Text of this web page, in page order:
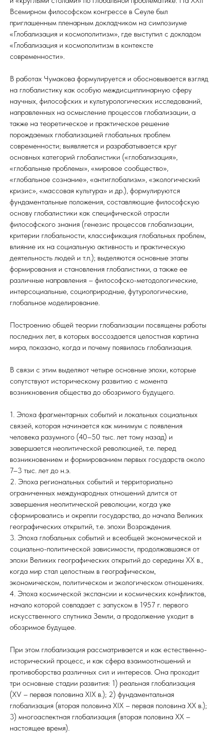
Всемирном философском конгрессе в Сеуле был
приглашенным пленарным докладчиком на симпозиуме
«Глобализация и космополитизм», где выступил с докладом
«Глобализация и космополитизм в контексте
современности».
В работах Чумакова формулируется и обосновывается взгляд
на глобалистику как особую междисциплинарную сферу
научных, философских и культурологических исследований,
направленных на осмысление процессов глобализации, а
также на теоретическое и практическое решение
порождаемых глобализацией глобальных проблем
современности; выявляется и разрабатывается круг
основных категорий глобалистики («глобализация»,
«глобальные проблемы», «мировое сообщество»,
«глобальное сознание», «антиглобализм», «экологический
кризис», «массовая культура» и др.), формулируются
фундаментальные положения, составляющие философскую
основу глобалистики как специфической отрасли
философского знания (генезис процессов глобализации,
критерии глобальности, классификация глобальных проблем,
влияние их на социальную активность и практическую
деятельность людей и т.п.); выделяются основные этапы
формирования и становления глобалистики, а также ее
различные направления – философско-методологические,
интерсоциальные, социоприродные, футурологические,
глобальное моделирование.
Построению общей теории глобализации посвящены работы
последних лет, в которых воссоздается целостная картина
мира, показано, когда и почему появилась глобализация.
В связи с этим выделяют четыре основные эпохи, которые
сопутствуют историческому развитию с момента
возникновения общества до обозримого будущего.
1. Эпоха фрагментарных событий и локальных социальных
связей, которая начинается как минимум с появления
человека разумного (40–50 тыс. лет тому назад) и
завершается неолитической революцией, т.е. перед
возникновением и формированием первых государств около
7–3 тыс. лет до н.э.
2. Эпоха региональных событий и территориально
ограниченных международных отношений длится от
завершения неолитической революции, когда уже
сформировались и окрепли государства, до начала Великих
географических открытий, т.е. эпохи Возрождения.
3. Эпоха глобальных событий и всеобщей экономической и
социально-политической зависимости, продолжавшаяся от
эпохи Великих географических открытий до середины ХХ в.,
когда мир стал целостным в географическом,
экономическом, политическом и экологическом отношениях.
4. Эпоха космической экспансии и космических конфликтов,
начало которой совпадает с запуском в 1957 г. первого
искусственного спутника Земли, а продолжение уходит в
обозримое будущее.
При этом глобализация рассматривается и как естественно-
исторический процесс, и как сфера взаимоотношений и
противоборства различных сил и интересов. Она проходит
три основные стадии развития: 1) реальная глобализация
(XV – первая половина XIX в.); 2) фундаментальная
глобализация (вторая половина XIX – первая половина XX в.);
3) многоаспектная глобализация (вторая половина XX –
настоящее время).